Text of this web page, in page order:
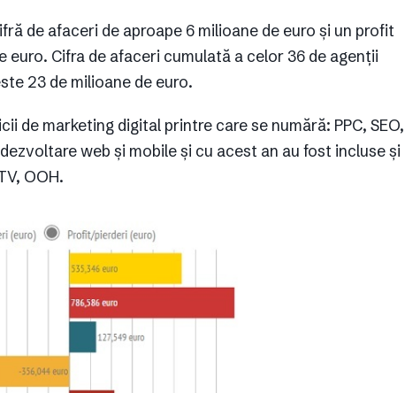
de afaceri de aproape 6 milioane de euro și un profit
euro. Cifra de afaceri cumulată a celor 36 de agenții
23 de milioane de euro.
de marketing digital printre care se numără: PPC, SEO,
web și mobile și cu acest an au fost incluse și
OOH.